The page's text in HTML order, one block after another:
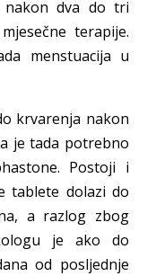
nakon dva do tri
terapije.
menstuacija u
krvarenja nakon
je tada potrebno
Postoji i
tablete dolazi do
a razlog zbog
je ako do
od posljednje